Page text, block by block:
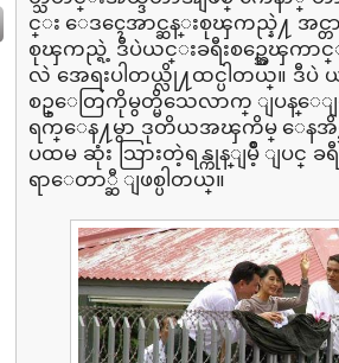
င္း ေဒၚေအာင္ဆန္းစုၾကည္နဲ႔ အင္တ
စုၾကည္ရဲ့ ဒီပဲယင္းခရီးစဥ္အေၾ
လဲ အေရးပါတယ္လို႔ထင္ပါတယ္။ ဒီပဲ
စဥ္ေတြကိုမွတ္မိသေလာက္ ျပန္ေျ
ရက္ေန႔မွာ ဒုတိယအၾကိမ္ ေနအိမ္အ
ပထမ ဆုံး သြားတဲ့ရန္ကုန္ျမိဳ့ ျပင္ ခ
ရာေတာ္ဆီ ျဖစ္ပါတယ္။